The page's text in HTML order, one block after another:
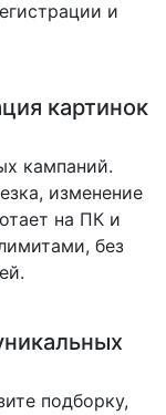
и
картинок
кампаний.
изменение
на ПК и
без
подборку,